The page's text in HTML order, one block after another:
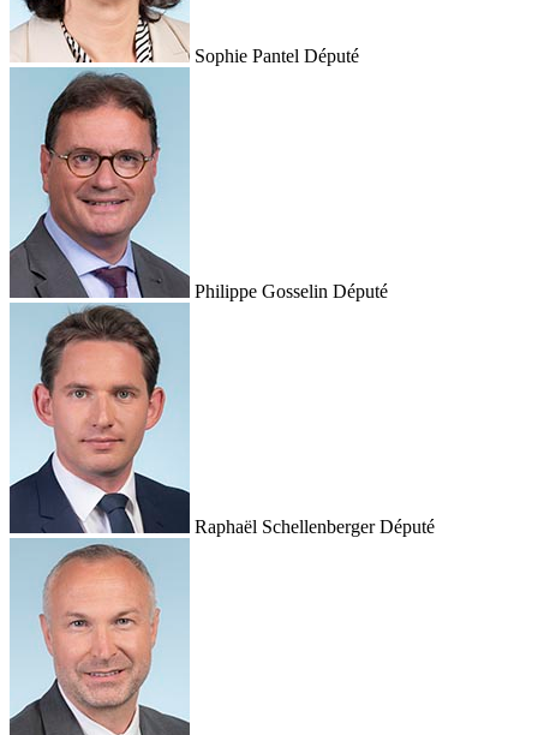
Sophie Pantel Député
Philippe Gosselin Député
Raphaël Schellenberger Député